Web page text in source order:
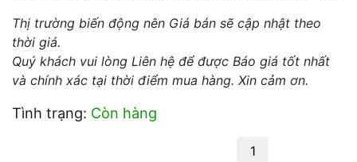
Thị trường biến động nên Giá bán sẽ cập nhật theo
thời giá.
Quý khách vui lòng Liên hệ để được Báo giá tốt nhất
và chính xác tại thời điểm mua hàng. Xin cảm ơn.
Tình trạng: Còn hàng